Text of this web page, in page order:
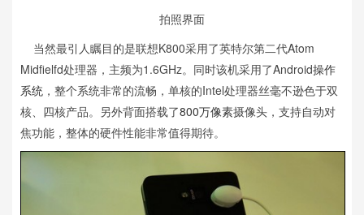
拍照界面
当然最引人瞩目的是联想K800采用了英特尔第二代Atom
Midfielfd处理器，主频为1.6GHz。同时该机采用了Android操作
系统 ，整个系统非常的流畅，单核的Intel处理器丝毫不逊色于双
核、四核产品。另外背面搭载了800万像素摄像头，支持自动对
焦功能，整体的硬件性能非常值得期待。